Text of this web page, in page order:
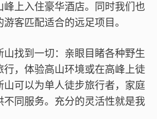
上入住豪华酒店。同时我们也
客匹配适合的远足项目。
找到一切：亲眼目睹各种野生
行，体验高山环境或在高峰上徒
山可以为单人徒步旅行者，家庭
不同服务。充分的灵活性就是我